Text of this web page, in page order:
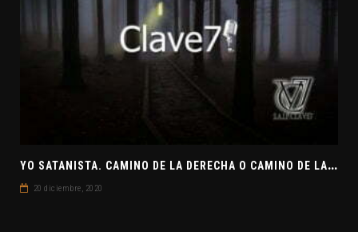
Y
O SATANISTA. CAMINO DE LA DERECHA O CAMINO DE LA IZQUIERDA. CLAVE7 NEWS
20 diciembre, 2020